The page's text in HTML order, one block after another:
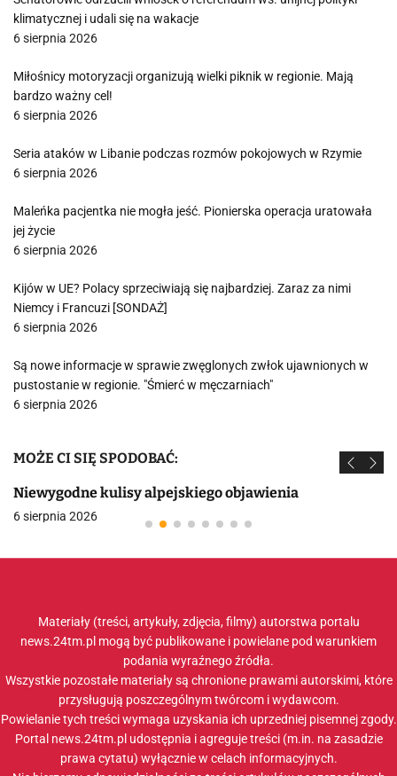
klimatycznej i udali się na wakacje
6 sierpnia 2026
Miłośnicy motoryzacji organizują wielki piknik w regionie. Mają
bardzo ważny cel!
6 sierpnia 2026
Seria ataków w Libanie podczas rozmów pokojowych w Rzymie
6 sierpnia 2026
Maleńka pacjentka nie mogła jeść. Pionierska operacja uratowała
jej życie
6 sierpnia 2026
Kijów w UE? Polacy sprzeciwiają się najbardziej. Zaraz za nimi
Niemcy i Francuzi [SONDAŻ]
6 sierpnia 2026
Są nowe informacje w sprawie zwęglonych zwłok ujawnionych w
pustostanie w regionie. "Śmierć w męczarniach"
6 sierpnia 2026
MOŻE CI SIĘ SPODOBAĆ:
Niewygodne kulisy alpejskiego objawienia
6 sierpnia 2026
Materiały (treści, artykuły, zdjęcia, filmy) autorstwa portalu
news.24tm.pl mogą być publikowane i powielane pod warunkiem
podania wyraźnego źródła.
Wszystkie pozostałe materiały są chronione prawami autorskimi, które
przysługują poszczególnym twórcom i wydawcom.
Powielanie tych treści wymaga uzyskania ich uprzedniej pisemnej zgody.
Portal news.24tm.pl udostępnia i agreguje treści (m.in. na zasadzie
prawa cytatu) wyłącznie w celach informacyjnych.